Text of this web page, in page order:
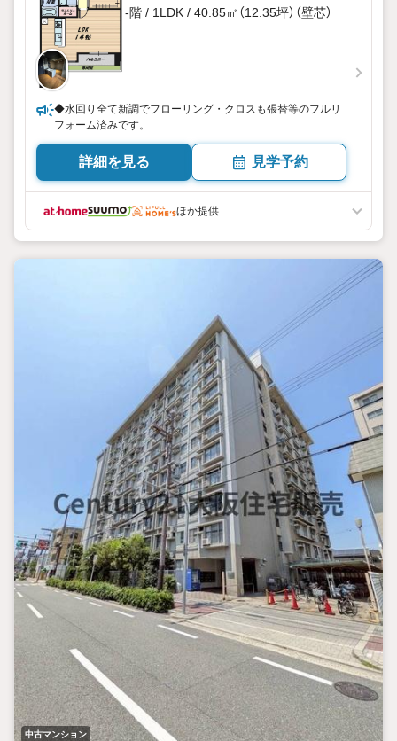
-階 / 1LDK / 40.85㎡（12.35坪）（壁芯）
◆水回り全て新調でフローリング・クロスも張替等のフルリ
フォーム済みです。
詳細を見る 見学予約
ほか提供
中古マンション